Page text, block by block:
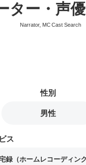
ター・声
Narrator, MC Cast Search
性別
男性
ス
録（ホームレコーディング